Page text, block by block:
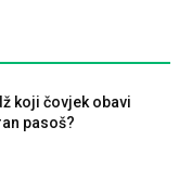
koji čovjek obavi
pasoš?